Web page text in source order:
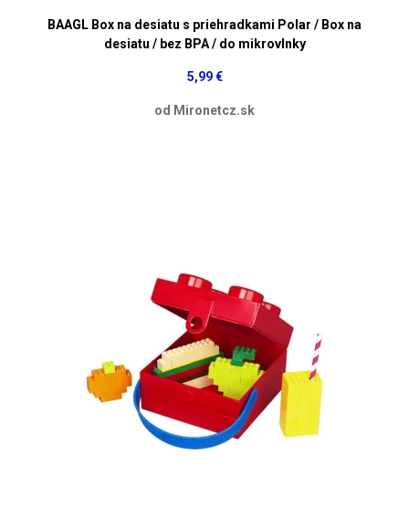
BAAGL Box na desiatu s priehradkami Polar / Box na
desiatu / bez BPA / do mikrovlnky
5,99 €
od Mironetcz.sk